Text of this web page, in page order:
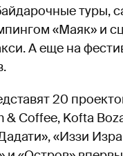
туры,
«Маяк» и
А еще на
20
& Coffee, Kofta
«Иззи